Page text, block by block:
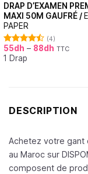
DRAP D’EXAMEN
MAXI 50M GAUFRÉ /
PAPER
Note4.50
sur 5
(4)
55dh – 88dh TTC
1 Drap
DESCRIPTION
Achetez votre gant
au Maroc sur
composent de